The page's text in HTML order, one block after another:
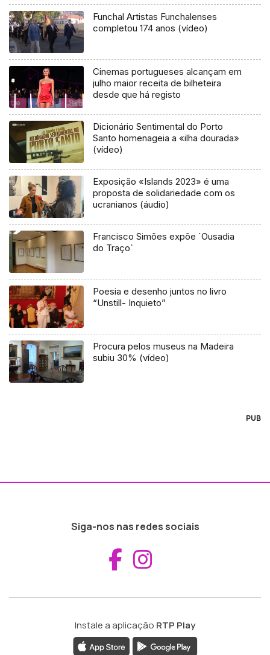
Funchal Artistas Funchalenses
completou 174 anos (vídeo)
Cinemas portugueses alcançam em
julho maior receita de bilheteira
desde que há registo
Dicionário Sentimental do Porto
Santo homenageia a «ilha dourada»
(vídeo)
Exposição «Islands 2023» é uma
proposta de solidariedade com os
ucranianos (áudio)
Francisco Simões expõe `Ousadia
do Traço`
Poesia e desenho juntos no livro
“Unstill- Inquieto”
Procura pelos museus na Madeira
subiu 30% (vídeo)
PUB
Siga-nos nas redes sociais
Aceder ao
Instale a aplicação RTP Play